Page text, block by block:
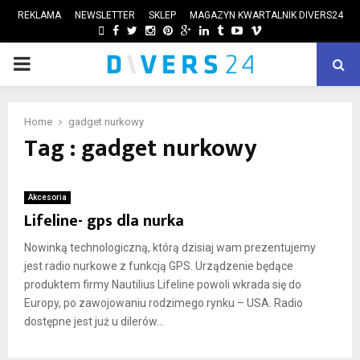
REKLAMA NEWSLETTER SKLEP MAGAZYN KWARTALNIK DIVERS24
FACEBOOK
TWITTER
INSTAGRAM
PINTEREST
GOOGLE
LINKEDIN
TUMBLRYOUTUBE
VIMEO
PRIMARY
Home gadget nurkowy
Tag : gadget nurkowy
Akcesoria
Lifeline- gps dla nurka
Nowinką technologiczną, którą dzisiaj wam prezentujemy
jest radio nurkowe z funkcją GPS. Urządzenie będące
produktem firmy Nautilius Lifeline powoli wkrada się do
Europy, po zawojowaniu rodzimego rynku – USA. Radio
dostępne jest już u dilerów...